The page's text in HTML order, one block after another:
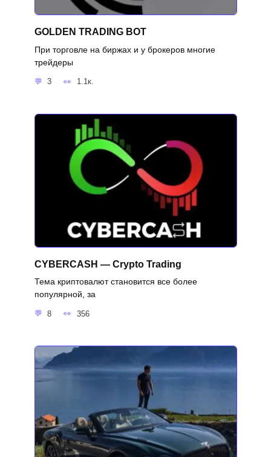
GOLDEN TRADING BOT
При торговле на биржах и у брокеров многие
трейдеры
3 1.1к.
CYBERCASH — Crypto Trading
Тема криптовалют становится все более
популярной, за
8 356